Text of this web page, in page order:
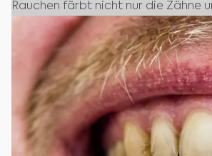
Rauchen färbt nicht nur die Zähne